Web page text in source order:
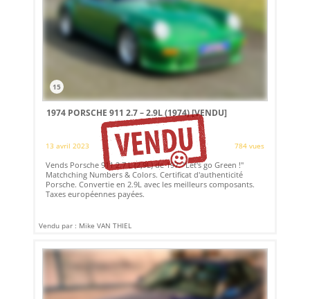
15
1974 PORSCHE 911 2.7 – 2.9L (1974)[VENDU]
13 avril 2023 784 vues
Vends Porsche 911 2.7 L (2,9L) de 197. "Let's go Green !"
Matchching Numbers & Colors. Certificat d'authenticité
Porsche. Convertie en 2.9L avec les meilleurs composants.
Taxes européennes payées.
Vendu par : Mike VAN THIEL